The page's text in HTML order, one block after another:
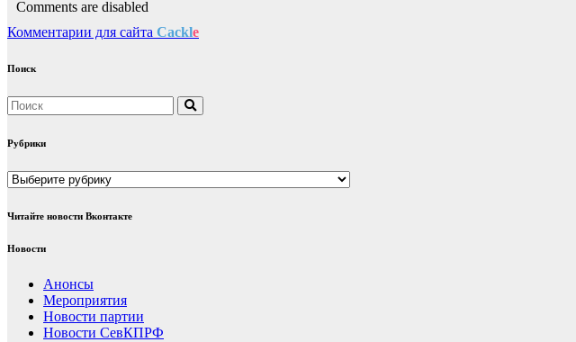
Comments are disabled
Комментарии для сайта Cackle
Поиск
Рубрики
Рубрики
Читайте новости Вконтакте
Новости
Анонсы
Мероприятия
Новости партии
Новости СевКПРФ